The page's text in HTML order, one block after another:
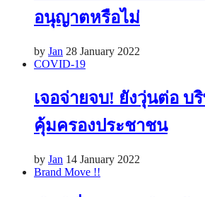
อนุญาตหรือไม่
by Jan 28 January 2022
COVID-19
เจอจ่ายจบ! ยังวุ่นต่อ บ
คุ้มครองประชาชน
by Jan 14 January 2022
Brand Move !!